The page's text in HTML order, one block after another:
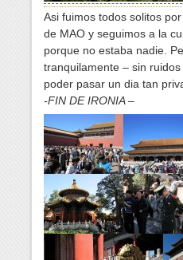
Asi fuimos todos solitos
de MAO y seguimos a la
porque no estaba nadie.
tranquilamente – sin
poder pasar un dia tan
-FIN DE IRONIA –